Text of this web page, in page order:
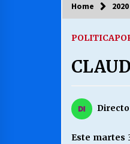
Home 2020
POLITICA
Este martes